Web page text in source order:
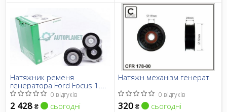
Натяжник ременя
генератора Ford Focus 1.8
TDCi 04-12 0 відгуків
2 428 ₴ сьогодні
Натяжн механізм генерат
0 відгуків
320 ₴ сьогодні